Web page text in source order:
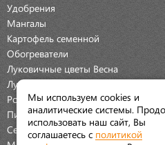
Удобрения
Мангалы
Картофель семенной
Обогреватели
Луковичные цветы Весна
Луковичные цветы Осень
Розы
Пионы
Семена Овощей
Мы используем cookies и
аналитические системы.
использовать наш сайт, Вы
соглашаетесь с политикой